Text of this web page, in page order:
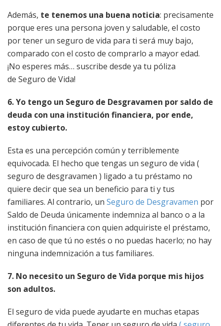
Además, te tenemos una buena noticia: precisamente
porque eres una persona joven y saludable, el costo
por tener un seguro de vida para ti será muy bajo,
comparado con el costo de comprarlo a mayor edad.
¡No esperes más… suscribe desde ya tu póliza
de Seguro de Vida!
6. Yo tengo un Seguro de Desgravamen por saldo de
deuda con una institución financiera, por ende,
estoy cubierto.
Esta es una percepción común y terriblemente
equivocada. El hecho que tengas un seguro de vida (
seguro de desgravamen ) ligado a tu préstamo no
quiere decir que sea un beneficio para ti y tus
familiares. Al contrario, un Seguro de Desgravamen por
Saldo de Deuda únicamente indemniza al banco o a la
institución financiera con quien adquiriste el préstamo,
en caso de que tú no estés o no puedas hacerlo; no hay
ninguna indemnización a tus familiares.
7. No necesito un Seguro de Vida porque mis hijos
son adultos.
El seguro de vida puede ayudarte en muchas etapas